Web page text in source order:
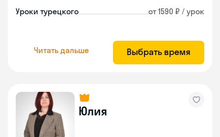
Уроки турецкого от 1590 ₽ / урок
Читать дальше Выбрать время
Юлия